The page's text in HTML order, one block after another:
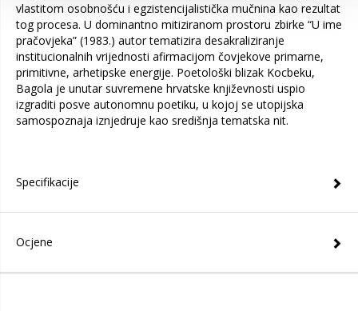
vlastitom osobnošću i egzistencijalistička mučnina kao rezultat
tog procesa. U dominantno mitiziranom prostoru zbirke “U ime
pračovjeka” (1983.) autor tematizira desakraliziranje
institucionalnih vrijednosti afirmacijom čovjekove primarne,
primitivne, arhetipske energije. Poetološki blizak Kocbeku,
Bagola je unutar suvremene hrvatske književnosti uspio
izgraditi posve autonomnu poetiku, u kojoj se utopijska
samospoznaja iznjedruje kao središnja tematska nit.
Specifikacije
Ocjene